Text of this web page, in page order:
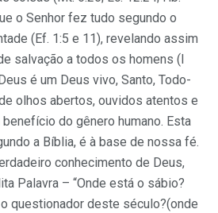
o Senhor fez tudo segundo o
(Ef. 1:5 e 11), revelando assim
salvação a todos os homens (I
é um Deus vivo, Santo, Todo-
olhos abertos, ouvidos atentos e
do gênero humano. Esta
a Bíblia, é à base de nossa fé.
conhecimento de Deus,
Palavra – “Onde está o sábio?
questionador deste século?(onde